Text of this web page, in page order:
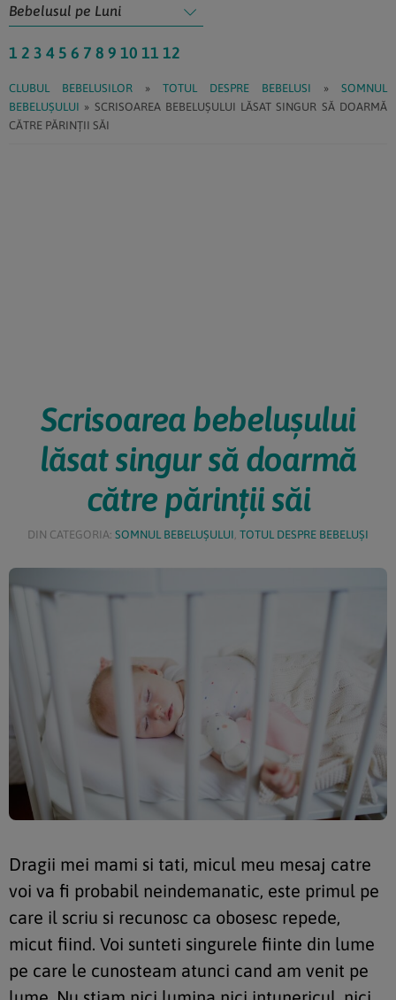
1 2 3 4 5 6 7 8 9 10 11 12
CLUBUL BEBELUSILOR » TOTUL DESPRE BEBELUSI » SOMNUL
BEBELUȘULUI » SCRISOAREA BEBELUȘULUI LĂSAT SINGUR SĂ DOARMĂ
CĂTRE PĂRINȚII SĂI
Scrisoarea bebelușului
lăsat singur să doarmă
către părinții săi
DIN CATEGORIA: SOMNUL BEBELUȘULUI TOTUL DESPRE BEBELUȘI
Dragii mei mami si tati, micul meu mesaj catre
voi va fi probabil neindemanatic, este primul pe
care il scriu si recunosc ca obosesc repede,
micut fiind. Voi sunteti singurele fiinte din lume
pe care le cunosteam atunci cand am venit pe